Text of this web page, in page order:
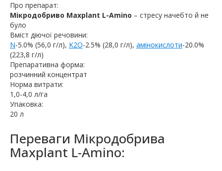
Про препарат:
Мікродобриво Maxplant L-Amino – стресу начебто й не
було
Вміст діючої речовини:
N-5.0% (56,0 г/л), K2O-2.5% (28,0 г/л), амінокислоти-20.0%
(223,8 г/л)
Препаративна форма:
розчинний концентрат
Норма витрати:
1,0-4,0 л/га
Упаковка:
20 л
Переваги Мікродобрива
Maxplant L-Amino: